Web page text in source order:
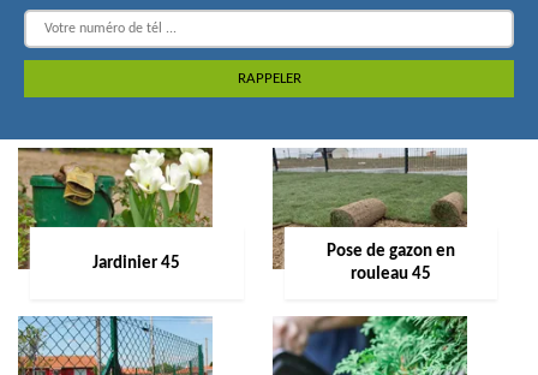
Jardinier 45
Pose de gazon en
rouleau 45